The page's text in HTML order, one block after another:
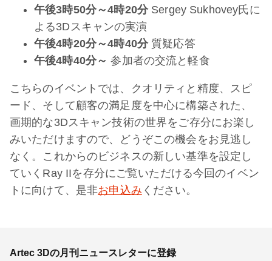
午後3時50分～4時20分Sergey Sukhovey氏に
よる3Dスキャンの実演
午後4時20分～4時40分質疑応答
午後4時40分～ 参加者の交流と軽食
こちらのイベントでは、クオリティと精度、スピ
ード、そして顧客の満足度を中心に構築された、
画期的な3Dスキャン技術の世界をご存分にお楽し
みいただけますので、どうぞこの機会をお見逃し
なく。これからのビジネスの新しい基準を設定し
ていくRay IIを存分にご覧いただける今回のイベン
トに向けて、是非お申込み ください。
Artec 3Dの月刊ニュースレターに登録